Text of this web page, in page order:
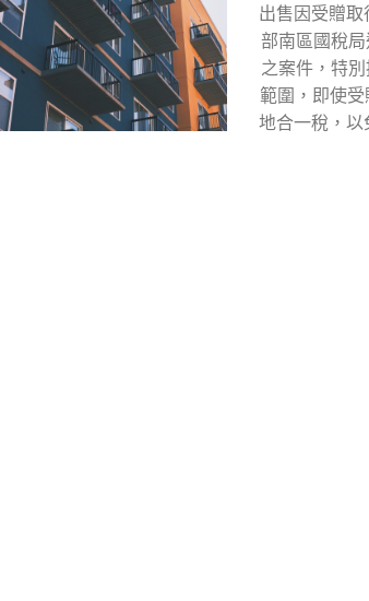
出售因受贈
部南區國稅
之案件，特
範圍，即使
地合一稅，